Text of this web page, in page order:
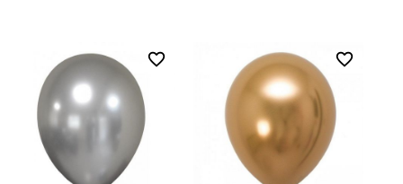
favorite_border favorite_border